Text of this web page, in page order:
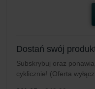
Dostań swój
Subskrybuj oraz
cyklicznie! (Oferta